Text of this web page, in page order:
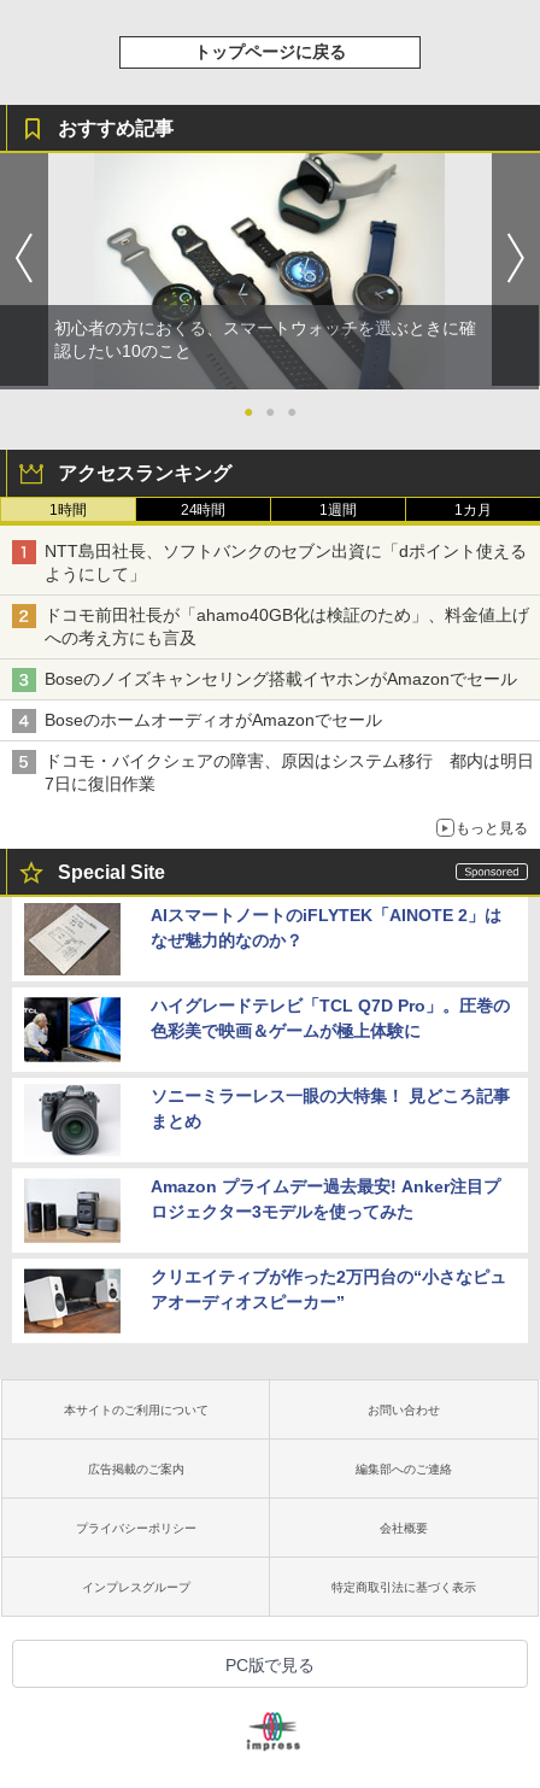
トップページに戻る
おすすめ記事
初心者の方におくる、スマートウォッチを選ぶときに確
認したい10のこと
● ● ●
アクセスランキング
1時間 24時間 1週間 1カ月
NTT島田社長、ソフトバンクのセブン出資に「dポイント使える
ようにして」
ドコモ前田社長が「ahamo40GB化は検証のため」、料金値上げ
への考え方にも言及
Boseのノイズキャンセリング搭載イヤホンがAmazonでセール
BoseのホームオーディオがAmazonでセール
ドコモ・バイクシェアの障害、原因はシステム移行 都内は明日
7日に復旧作業
もっと見る
Special Site
AIスマートノートのiFLYTEK「AINOTE 2」は
なぜ魅力的なのか？
ハイグレードテレビ「TCL Q7D Pro」。圧巻の
色彩美で映画＆ゲームが極上体験に
ソニーミラーレス一眼の大特集！ 見どころ記事
まとめ
Amazon プライムデー過去最安! Anker注目プ
ロジェクター3モデルを使ってみた
クリエイティブが作った2万円台の“小さなピュ
アオーディオスピーカー”
本サイトのご利用について お問い合わせ
広告掲載のご案内 編集部へのご連絡
プライバシーポリシー 会社概要
インプレスグループ 特定商取引法に基づく表示
PC版で見る